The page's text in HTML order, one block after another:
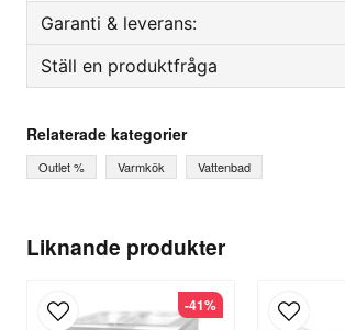
Liknande produkter
-41%
Garanti & leverans:
Utgående artikel
Ställ en produktfråga
Fråga oss något om denna produkten...
Ditt namn
email
Relaterade kategorier
Outlet % Varmkök Vattenbad